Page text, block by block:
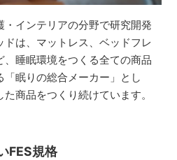
インテリアの分野で研究開発
は、マットレス、ベッドフレ
睡眠環境をつくる全ての商品
眠りの総合メーカー」とし
商品をつくり続けています。
FES規格